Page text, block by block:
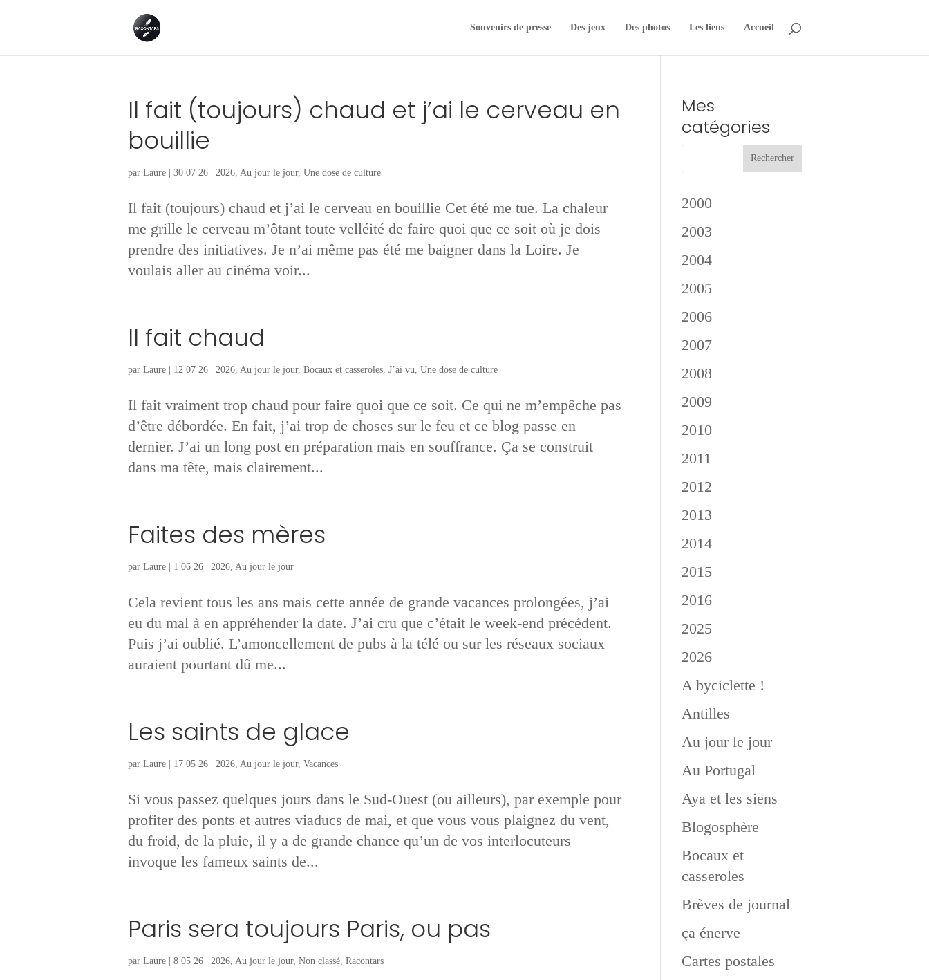
Souvenirs de presse Des jeux Des photos Les liens Accueil
Il fait (toujours) chaud et j’ai le cerveau en
bouillie
par Laure| 30 07 26| 2026, Au jour le jour, Une dose de culture
Il fait (toujours) chaud et j’ai le cerveau en bouillie Cet été me tue. La chaleur
me grille le cerveau m’ôtant toute velléité de faire quoi que ce soit où je dois
prendre des initiatives. Je n’ai même pas été me baigner dans la Loire. Je
voulais aller au cinéma voir...
Il fait chaud
par Laure| 12 07 26| 2026, Au jour le jour, Bocaux et casseroles, J’ai vu, Une dose de culture
Il fait vraiment trop chaud pour faire quoi que ce soit. Ce qui ne m’empêche pas
d’être débordée. En fait, j’ai trop de choses sur le feu et ce blog passe en
dernier. J’ai un long post en préparation mais en souffrance. Ça se construit
dans ma tête, mais clairement...
Faites des mères
par Laure| 1 06 26| 2026, Au jour le jour
Cela revient tous les ans mais cette année de grande vacances prolongées, j’ai
eu du mal à en appréhender la date. J’ai cru que c’était le week-end précédent.
Puis j’ai oublié. L’amoncellement de pubs à la télé ou sur les réseaux sociaux
auraient pourtant dû me...
Les saints de glace
par Laure| 17 05 26| 2026, Au jour le jour, Vacances
Si vous passez quelques jours dans le Sud-Ouest (ou ailleurs), par exemple pour
profiter des ponts et autres viaducs de mai, et que vous vous plaignez du vent,
du froid, de la pluie, il y a de grande chance qu’un de vos interlocuteurs
invoque les fameux saints de...
Paris sera toujours Paris, ou pas
par Laure| 8 05 26| 2026, Au jour le jour, Non classé, Racontars
Mes
catégories
2000
2003
2004
2005
2006
2007
2008
2009
2010
2011
2012
2013
2014
2015
2016
2025
2026
A byciclette !
Antilles
Au jour le jour
Au Portugal
Aya et les siens
Blogosphère
Bocaux et
casseroles
Brèves de journal
ça énerve
Cartes postales